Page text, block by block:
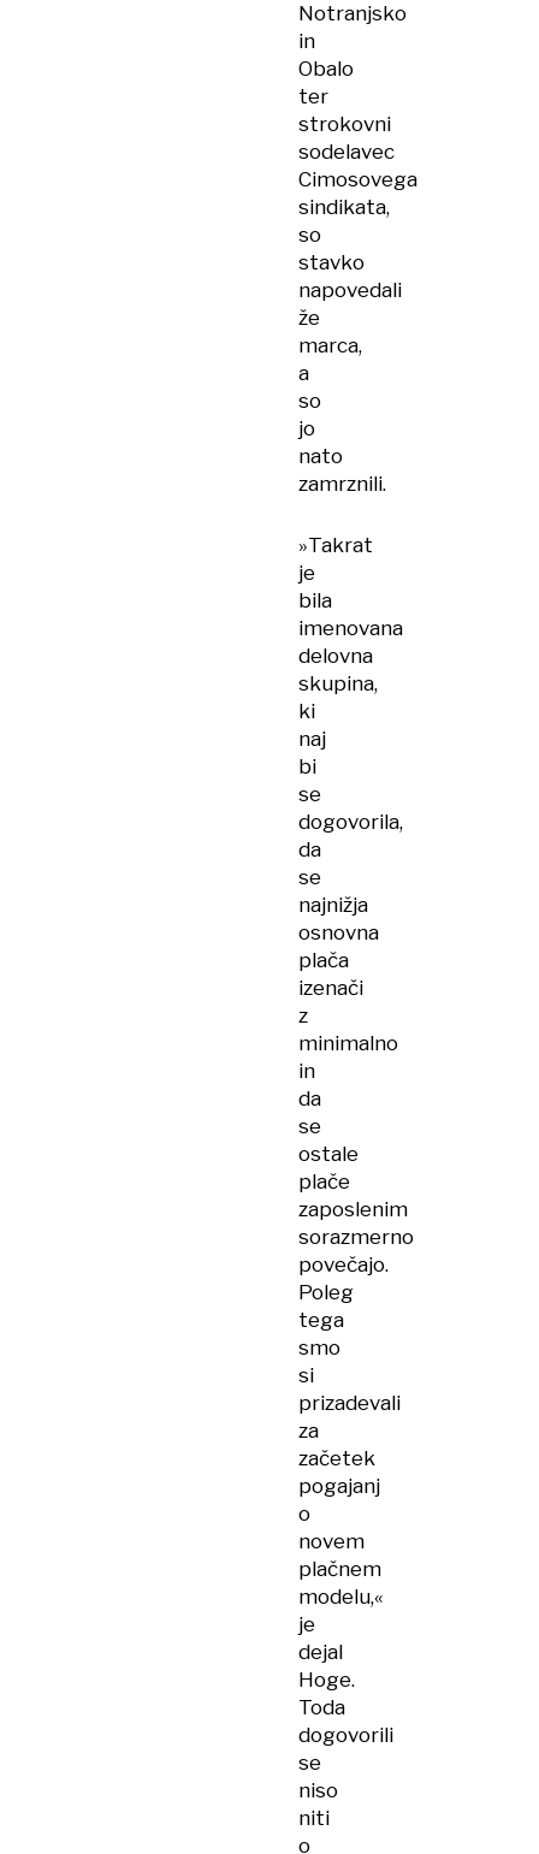
Notranjsko
in
Obalo
ter
strokovni
sodelavec
Cimosovega
sindikata,
so
stavko
napovedali
že
marca,
a
so
jo
nato
zamrznili.
»Takrat
je
bila
imenovana
delovna
skupina,
ki
naj
bi
se
dogovorila,
da
se
najnižja
osnovna
plača
izenači
z
minimalno
in
da
se
ostale
plače
zaposlenim
sorazmerno
povečajo.
Poleg
tega
smo
si
prizadevali
za
začetek
pogajanj
o
novem
plačnem
modelu,«
je
dejal
Hoge.
Toda
dogovorili
se
niso
niti
o